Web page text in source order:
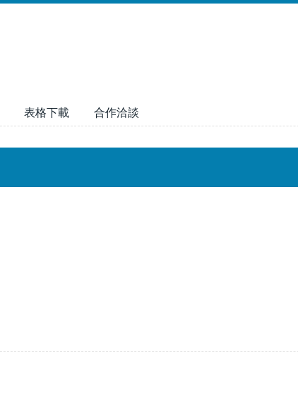
表格下載 合作洽談